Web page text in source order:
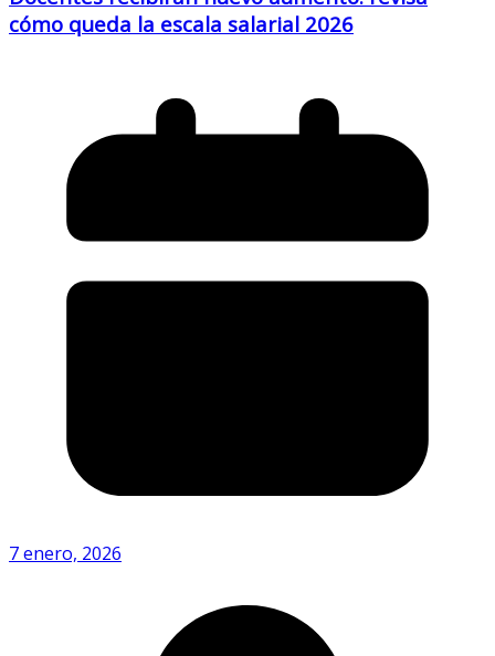
cómo queda la escala salarial 2026
7 enero, 2026